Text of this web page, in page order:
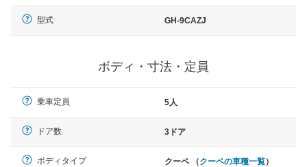
型式 GH-9CAZJ
ボディ・寸法・定員
乗車定員 5人
ドア数 3ドア
ボディタイプ クーペ （クーペの車種一覧）